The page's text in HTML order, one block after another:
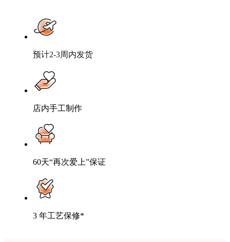
预计2-3周内发货
店内手工制作
60天“再次爱上”保证
3 年工艺保修*